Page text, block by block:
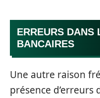
ERREURS DANS
BANCAIRES
Une autre raison
présence d’erreurs